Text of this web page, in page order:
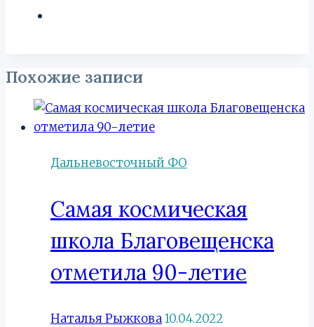
Похожие записи
Дальневосточный ФО
Самая космическая
школа Благовещенска
отметила 90-летие
Наталья Рыжкова10.04.2022